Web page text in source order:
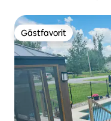
Gästfavorit
Gästfavorit